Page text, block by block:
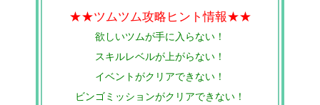
★★ツムツム攻略ヒント情報★★
欲しいツムが手に入らない！
スキルレベルが上がらない！
イベントがクリアできない！
ビンゴミッションがクリアできない！